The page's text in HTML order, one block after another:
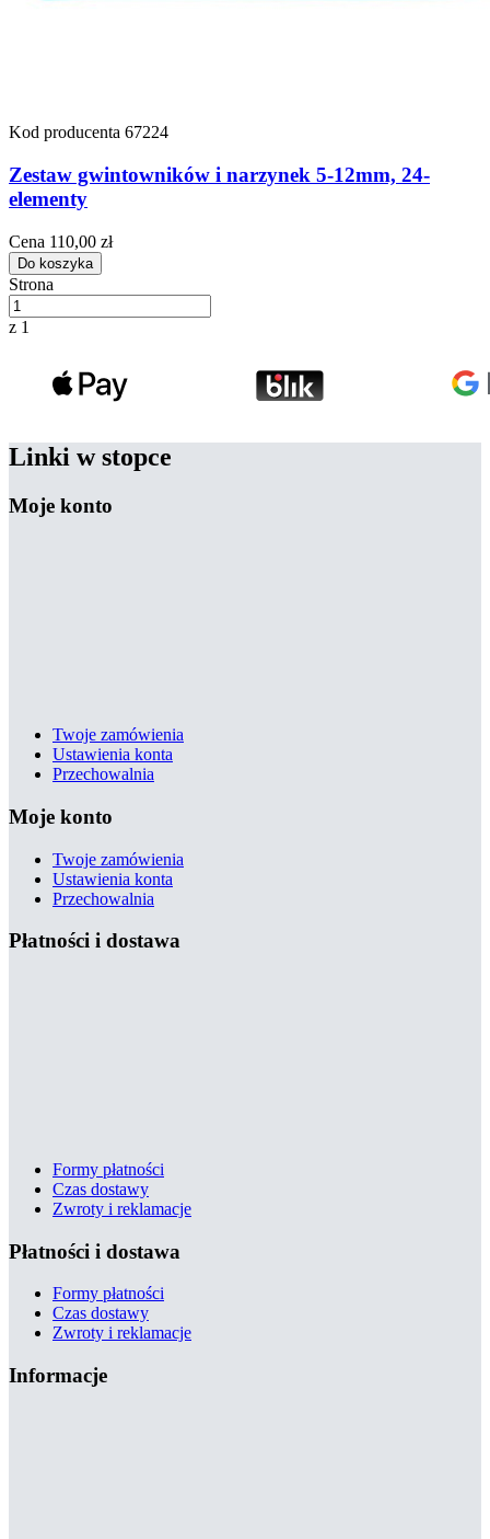
Kod producenta 67224
Zestaw gwintowników i narzynek 5-12mm, 24-
elementy
Cena 110,00 zł
Do koszyka
Strona
z 1
Linki w stopce
Moje konto
Twoje zamówienia
Ustawienia konta
Przechowalnia
Moje konto
Twoje zamówienia
Ustawienia konta
Przechowalnia
Płatności i dostawa
Formy płatności
Czas dostawy
Zwroty i reklamacje
Płatności i dostawa
Formy płatności
Czas dostawy
Zwroty i reklamacje
Informacje